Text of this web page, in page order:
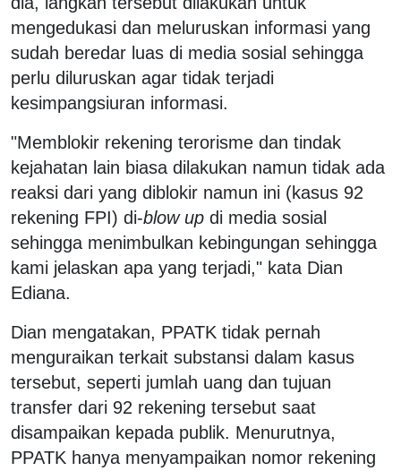
mengedukasi dan meluruskan informasi yang
sudah beredar luas di media sosial sehingga
perlu diluruskan agar tidak terjadi
kesimpangsiuran informasi.
"Memblokir rekening terorisme dan tindak
kejahatan lain biasa dilakukan namun tidak ada
reaksi dari yang diblokir namun ini (kasus 92
rekening FPI) di-blow up di media sosial
sehingga menimbulkan kebingungan sehingga
kami jelaskan apa yang terjadi," kata Dian
Ediana.
Dian mengatakan, PPATK tidak pernah
menguraikan terkait substansi dalam kasus
tersebut, seperti jumlah uang dan tujuan
transfer dari 92 rekening tersebut saat
disampaikan kepada publik. Menurutnya,
PPATK hanya menyampaikan nomor rekening